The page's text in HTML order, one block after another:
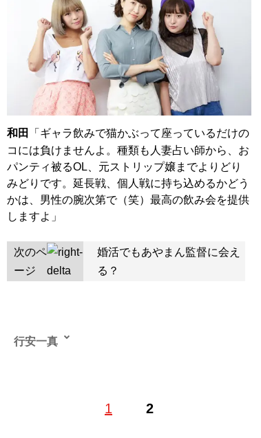
和田
「ギャラ飲みで猫かぶって座っているだけの
コには負けませんよ。種類も人妻占い師から、お
パンティ被るOL、元ストリップ嬢までよりどり
みどりです。延長戦、個人戦に持ち込めるかどう
かは、男性の腕次第で（笑）最高の飲み会を提供
しますよ」
次のペ
ージ
婚活でもあやまん監督に会え
る？
1 2
行安一真